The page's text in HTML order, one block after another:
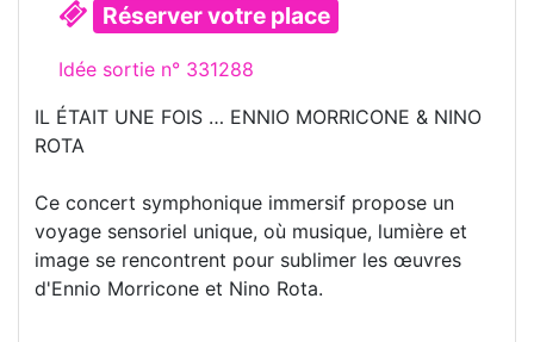
Réserver votre place
Idée sortie n° 331288
IL ÉTAIT UNE FOIS … ENNIO MORRICONE & NINO
ROTA
Ce concert symphonique immersif propose un
voyage sensoriel unique, où musique, lumière et
image se rencontrent pour sublimer les œuvres
d'Ennio Morricone et Nino Rota.